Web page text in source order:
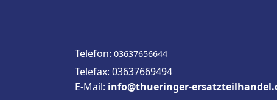
Telefon: 03637656644
Telefax: 03637669494
E-Mail: info@thueringer-